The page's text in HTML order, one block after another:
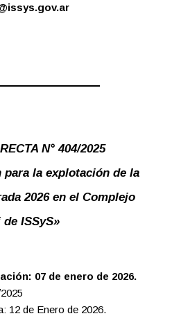
N° 404/2025
para la explotación de la
2026 en el Complejo
ISSyS»
07 de enero de 2026.
12 de Enero de 2026.